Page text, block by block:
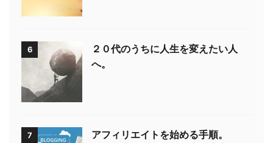
6
２０代のうちに人生を変えたい人
へ。
7
アフィリエイトを始める手順。